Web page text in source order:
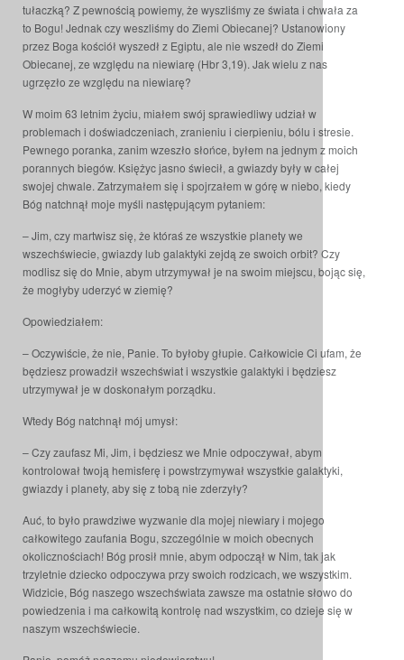
tułaczką? Z pewnością powiemy, że wyszliśmy ze świata i chwała za
to Bogu! Jednak czy weszliśmy do Ziemi Obiecanej? Ustanowiony
przez Boga kościół wyszedł z Egiptu, ale nie wszedł do Ziemi
Obiecanej, ze względu na niewiarę (Hbr 3,19). Jak wielu z nas
ugrzęzło ze względu na niewiarę?
W moim 63 letnim życiu, miałem swój sprawiedliwy udział w
problemach i doświadczeniach, zranieniu i cierpieniu, bólu i stresie.
Pewnego poranka, zanim wzeszło słońce, byłem na jednym z moich
porannych biegów. Księżyc jasno świecił, a gwiazdy były w całej
swojej chwale. Zatrzymałem się i spojrzałem w górę w niebo, kiedy
Bóg natchnął moje myśli następującym pytaniem:
– Jim, czy martwisz się, że któraś ze wszystkie planety we
wszechświecie, gwiazdy lub galaktyki zejdą ze swoich orbit? Czy
modlisz się do Mnie, abym utrzymywał je na swoim miejscu, bojąc się,
że mogłyby uderzyć w ziemię?
Opowiedziałem:
– Oczywiście, że nie, Panie. To byłoby głupie. Całkowicie Ci ufam, że
będziesz prowadził wszechświat i wszystkie galaktyki i będziesz
utrzymywał je w doskonałym porządku.
Wtedy Bóg natchnął mój umysł:
– Czy zaufasz Mi, Jim, i będziesz we Mnie odpoczywał, abym
kontrolował twoją hemisferę i powstrzymywał wszystkie galaktyki,
gwiazdy i planety, aby się z tobą nie zderzyły?
Auć, to było prawdziwe wyzwanie dla mojej niewiary i mojego
całkowitego zaufania Bogu, szczególnie w moich obecnych
okolicznościach! Bóg prosił mnie, abym odpoczął w Nim, tak jak
trzyletnie dziecko odpoczywa przy swoich rodzicach, we wszystkim.
Widzicie, Bóg naszego wszechświata zawsze ma ostatnie słowo do
powiedzenia i ma całkowitą kontrolę nad wszystkim, co dzieje się w
naszym wszechświecie.